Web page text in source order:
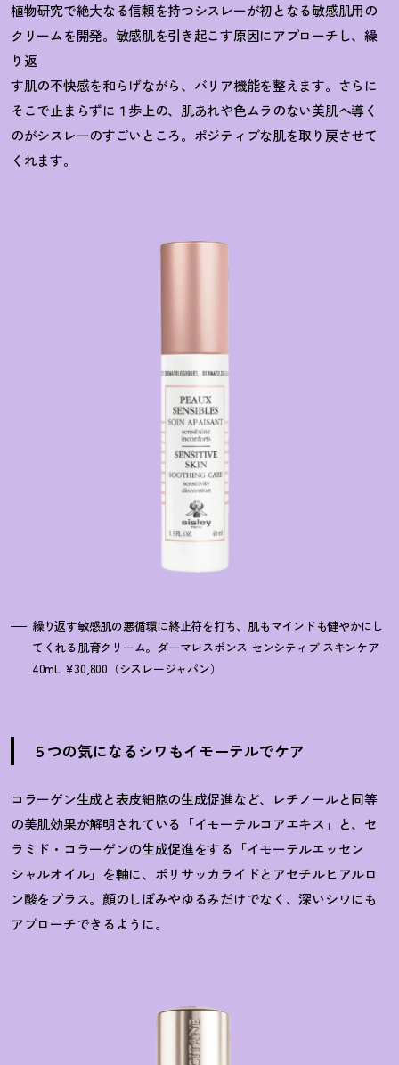
植物研究で絶大なる信頼を持つシスレーが初となる敏感肌用の
クリームを開発。敏感肌を引き起こす原因にアプローチし、繰
り返
す肌の不快感を和らげながら、バリア機能を整えます。さらに
そこで止まらずに１歩上の、肌あれや色ムラのない美肌へ導く
のがシスレーのすごいところ。ポジティブな肌を取り戻させて
くれます。
繰り返す敏感肌の悪循環に終止符を打ち、肌もマインドも健やかにし
てくれる肌育クリーム。ダーマレスポンス センシティブ スキンケア
40mL ￥30,800（シスレージャパン）
５つの気になるシワもイモーテルでケア
コラーゲン生成と表皮細胞の生成促進など、レチノールと同等
の美肌効果が解明されている「イモーテルコアエキス」と、セ
ラミド・コラーゲンの生成促進をする「イモーテルエッセン
シャルオイル」を軸に、ポリサッカライドとアセチルヒアルロ
ン酸をプラス。顔のしぼみやゆるみだけでなく、深いシワにも
アプローチできるように。